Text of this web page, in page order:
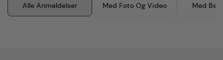
Alle Anmeldelser Med Foto Og Video Med